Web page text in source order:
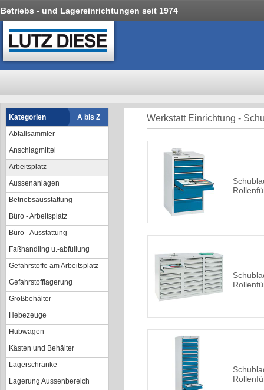
Betriebs - und Lagereinrichtungen seit 1974
Kategorien
A bis Z
Abfallsammler
Anschlagmittel
Arbeitsplatz
Aussenanlagen
Betriebsausstattung
Büro - Arbeitsplatz
Büro - Ausstattung
Faßhandling u.-abfüllung
Gefahrstoffe am Arbeitsplatz
Gefahrstofflagerung
Großbehälter
Hebezeuge
Hubwagen
Kästen und Behälter
Lagerschränke
Lagerung Aussenbereich
Werkstatt Einrichtung -